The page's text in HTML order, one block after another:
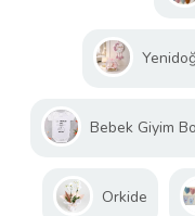
Bebek Giyim
Orkide